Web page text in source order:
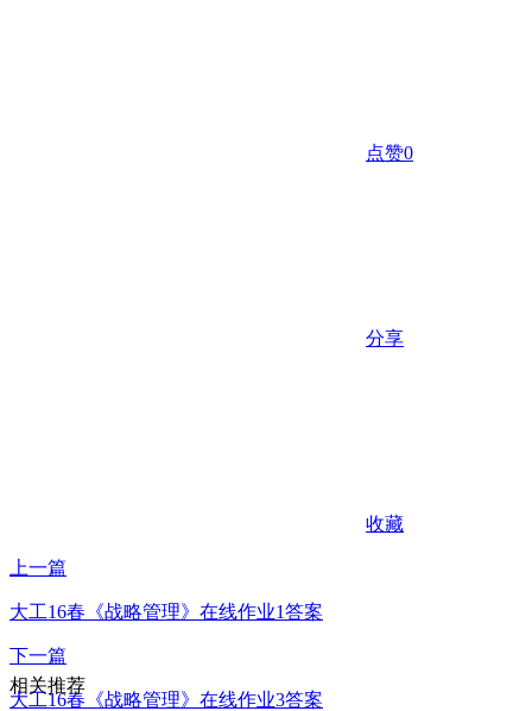
点赞0
分享
收藏
上一篇
大工16春《战略管理》在线作业1答案
下一篇
大工16春《战略管理》在线作业3答案
相关推荐